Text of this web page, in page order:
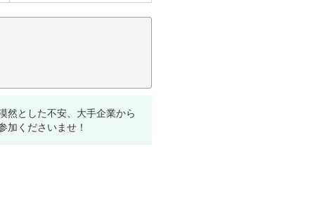
とした不安、大手企業から
加くださいませ！